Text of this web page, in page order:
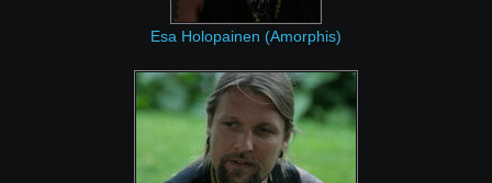
Esa Holopainen (Amorphis)